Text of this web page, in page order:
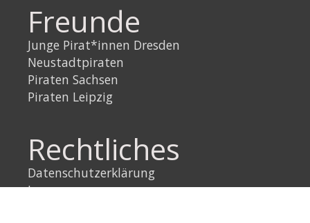
Freunde
Junge Pirat*innen Dresden
Neustadtpiraten
Piraten Sachsen
Piraten Leipzig
Rechtliches
Datenschutzerklärung
Impressum